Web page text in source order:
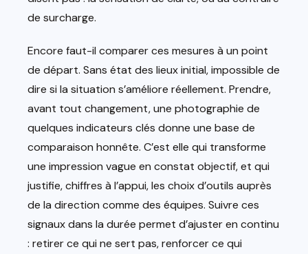
de surcharge.
Encore faut-il comparer ces mesures à un point
de départ. Sans état des lieux initial, impossible de
dire si la situation s’améliore réellement. Prendre,
avant tout changement, une photographie de
quelques indicateurs clés donne une base de
comparaison honnête. C’est elle qui transforme
une impression vague en constat objectif, et qui
justifie, chiffres à l’appui, les choix d’outils auprès
de la direction comme des équipes. Suivre ces
signaux dans la durée permet d’ajuster en continu
: retirer ce qui ne sert pas, renforcer ce qui